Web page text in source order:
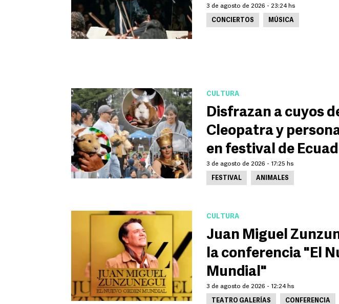
3 de agosto de 2026 - 23:24 hs
CONCIERTOS MÚSICA
CULTURA
Disfrazan a cuyos
Cleopatra y
en festival de
3 de agosto de 2026 - 17:25 hs
FESTIVAL ANIMALES
CULTURA
Juan Miguel
la conferencia "El
Mundial"
3 de agosto de 2026 - 12:24 hs
TEATRO GALERÍAS CONFERENCIA